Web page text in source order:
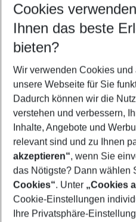
Customize your offer
Find the perfect deal which
Your departure airport
Any airport
Select your date range
10/08/26–08/08/27 5-
Who will travel
2 adults No children
Show
Cookies
Ihnen das beste
bieten?
Wir verwenden Cookies
unsere Webseite für Sie
Dadurch können wir die
verstehen und verbessern,
Inhalte, Angebote und
relevant sind und zu Ihnen
akzeptieren“, wenn Sie
das Nötigste? Dann wählen
Cookies“. Unter „Cookies
Cookie-Einstellungen
Ihre Privatsphäre-